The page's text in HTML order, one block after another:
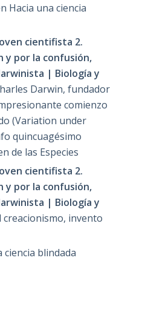
Hacia una ciencia
cientifista 2.
y por la confusión,
| Biología y
Darwin, fundador
comienzo
(Variation under
quincuagésimo
de las Especies
cientifista 2.
y por la confusión,
| Biología y
creacionismo, invento
ciencia blindada